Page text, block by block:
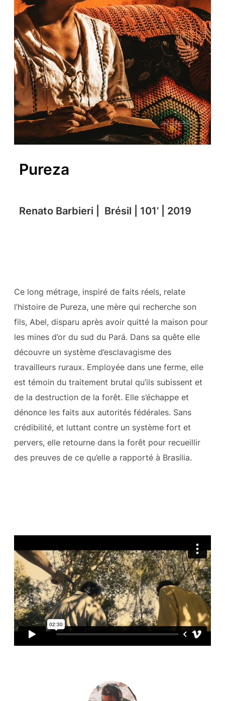
Pureza
Renato Barbieri | Brésil | 101’ | 2019
Ce long métrage, inspiré de faits réels, relate
l’histoire de Pureza, une mère qui recherche son
fils, Abel, disparu après avoir quitté la maison pour
les mines d’or du sud du Pará. Dans sa quête elle
découvre un système d’esclavagisme des
travailleurs ruraux. Employée dans une ferme, elle
est témoin du traitement brutal qu’ils subissent et
de la destruction de la forêt. Elle s’échappe et
dénonce les faits aux autorités fédérales. Sans
crédibilité, et luttant contre un système fort et
pervers, elle retourne dans la forêt pour recueillir
des preuves de ce qu’elle a rapporté à Brasilia.